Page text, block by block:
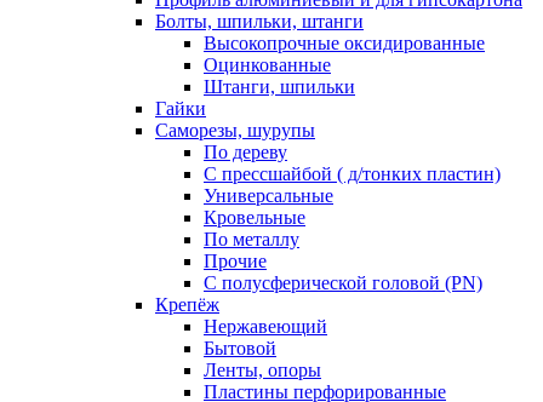
Болты, шпильки, штанги
Высокопрочные оксидированные
Оцинкованные
Штанги, шпильки
Гайки
Саморезы, шурупы
По дереву
С прессшайбой ( д/тонких пластин)
Универсальные
Кровельные
По металлу
Прочие
С полусферической головой (PN)
Крепёж
Нержавеющий
Бытовой
Ленты, опоры
Пластины перфорированные